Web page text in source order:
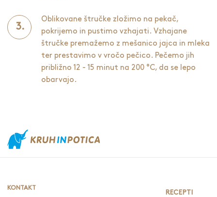
Oblikovane štručke zložimo na pekač,
pokrijemo in pustimo vzhajati. Vzhajane
štručke premažemo z mešanico jajca in mleka
ter prestavimo v vročo pečico. Pečemo jih
približno 12 - 15 minut na 200 °C, da se lepo
obarvajo.
KONTAKT
RECEPTI